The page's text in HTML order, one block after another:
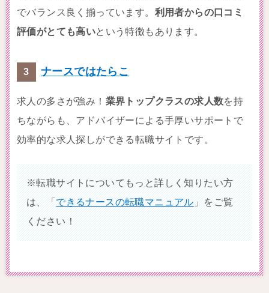
でバランス良く揃っています。 利用者からの口コミ
評価がとても高いという特徴もあります。
ナースではたらこ
求人の多さが強み！ 業界トップクラスの求人数を持
ちながらも、アドバイザーによる手厚いサポートで
効率的な求人探しができる転職サイトです。
※転職サイトについてもっと詳しく知りたい方
は、「できるナースの転職マニュアル 」をご覧
ください！